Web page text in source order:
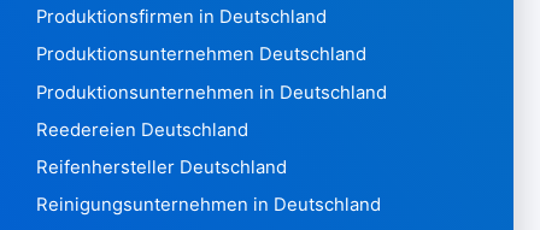
Marokko 480.143
Mosambik 1.567
Namibia 4.844
Nauru7
Nepal2.059
Niederlande 3.046.413
Produktionsfirmen in Deutschland
Produktionsunternehmen Deutschland
Produktionsunternehmen in Deutschland
Reedereien Deutschland
Reifenhersteller Deutschland
Reinigungsunternehmen in Deutschland